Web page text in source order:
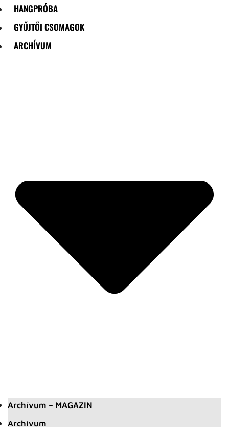
HANGPRÓBA
GYŰJTŐI CSOMAGOK
ARCHÍVUM
Archívum – MAGAZIN
Archívum